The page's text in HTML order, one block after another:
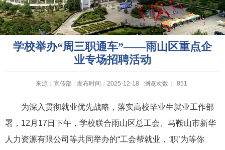
学校举办“周三职通车”——雨山区重点企
业专场招聘活动
来源：宣传部 发布时间：2025-12-18 浏览次数： 851
为深入贯彻就业优先战略，落实高校毕业生就业工作部
署，12月17日下午，学校联合雨山区总工会、马鞍山市新华
人力资源有限公司等共同举办的“工会帮就业，‘职’为等你